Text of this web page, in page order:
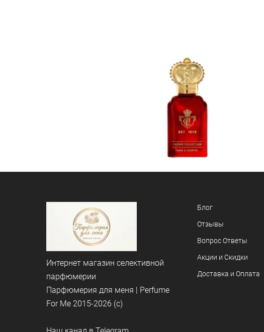
Интернет магазин селективной
парфюмерии
Парфюмерия для меня | Perfume
For Me 2015-2026 (c)
Блог
Отзывы
Вопрос Ответы
Акции и Скидки
Доставка и Оплата